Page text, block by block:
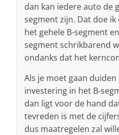
dan kan iedere auto de
segment zijn. Dat doe
het gehele B-segment
segment schrikbarend
ondanks dat het
Als je moet gaan
investering in het B-
dan ligt voor de hand
tevreden is met de
dus maatregelen zal